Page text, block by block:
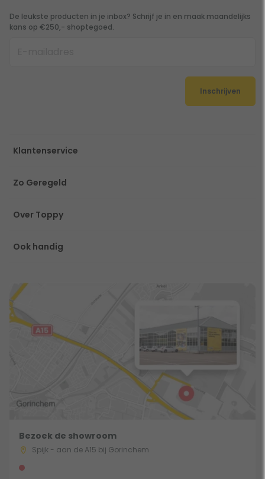
De leukste producten in je inbox? Schrijf je in en maak maandelijks
kans op €250,- shoptegoed.
Inschrijven
Klantenservice
Zo Geregeld
Over Toppy
Ook handig
Bezoek de showroom
Spijk - aan de A15 bij Gorinchem